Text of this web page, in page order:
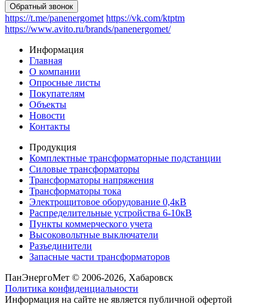
https://t.me/panenergomet https://vk.com/ktptm
https://www.avito.ru/brands/panenergomet/
Информация
Главная
О компании
Опросные листы
Покупателям
Объекты
Новости
Контакты
Продукция
Комплектные трансформаторные подстанции
Силовые трансформаторы
Трансформаторы напряжения
Трансформаторы тока
Электрощитовое оборудование 0,4кВ
Распределительные устройства 6-10кВ
Пункты коммерческого учета
Высоковольтные выключатели
Разъединители
Запасные части трансформаторов
ПанЭнергоМет © 2006-2026, Хабаровск
Политика конфиденциальности
Информация на сайте не является публичной офертой